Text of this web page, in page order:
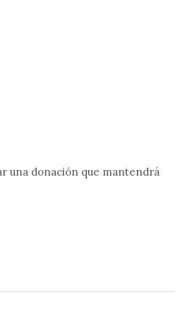
una donación que mantendrá